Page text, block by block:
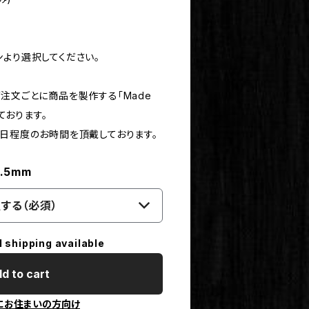
り選択してください。
文ごとに商品を製作する「Made
ります。
程度のお時間を頂戴しております。
る（必須）
shipping available
to cart
お住まいの方向け